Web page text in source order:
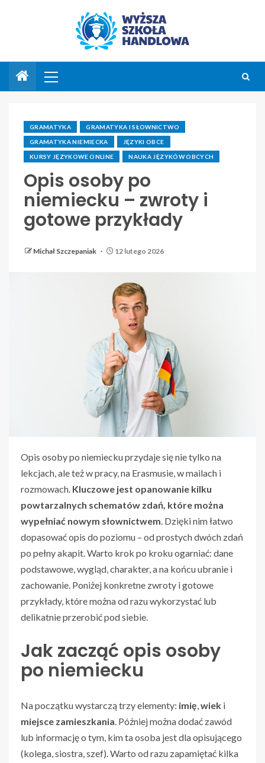
GRAMATYKA GRAMATYKA I SŁOWNICTWO
GRAMATYKA NIEMIECKA JĘZYKI OBCE
KURSY JĘZYKOWE ONLINE NAUKA JĘZYKÓW OBCYCH
Opis osoby po
niemiecku – zwroty i
gotowe przykłady
Michał Szczepaniak 12 lutego 2026
Opis osoby po niemiecku przydaje się nie tylko na
lekcjach, ale też w pracy, na Erasmusie, w mailach i
rozmowach. Kluczowe jest opanowanie kilku
powtarzalnych schematów zdań, które można
wypełniać nowym słownictwem. Dzięki nim łatwo
dopasować opis do poziomu – od prostych dwóch zdań
po pełny akapit. Warto krok po kroku ogarniać: dane
podstawowe, wygląd, charakter, a na końcu ubranie i
zachowanie. Poniżej konkretne zwroty i gotowe
przykłady, które można od razu wykorzystać lub
delikatnie przerobić pod siebie.
Jak zacząć opis osoby
po niemiecku
Na początku wystarczą trzy elementy: imię,wiek i
miejsce zamieszkania. Później można dodać zawód
lub informację o tym, kim ta osoba jest dla opisującego
(kolega, siostra, szef). Warto od razu zapamiętać kilka